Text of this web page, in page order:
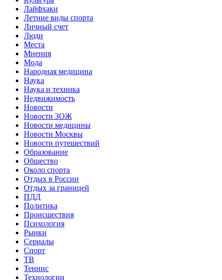
Лайфхаки
Летние виды спорта
Личный счет
Люди
Места
Мнения
Мода
Народная медицина
Наука
Наука и техника
Недвижимость
Новости
Новости ЗОЖ
Новости медицины
Новости Москвы
Новости путешествий
Образование
Общество
Около спорта
Отдых в России
Отдых за границей
ПДД
Политика
Происшествия
Психология
Рынки
Сериалы
Спорт
ТВ
Теннис
Технологии